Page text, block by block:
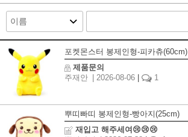
포켓몬스터 봉제인형-피카츄(60cm)
제품문의
주재안
| 2026-08-06 1
뿌띠빠띠 봉제인형-빵아지(25cm)
재입고 해주세여😢😢😢